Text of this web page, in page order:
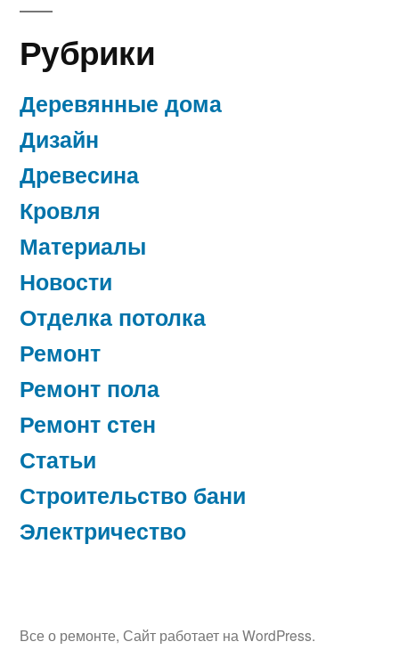
Рубрики
Деревянные дома
Дизайн
Древесина
Кровля
Материалы
Новости
Отделка потолка
Ремонт
Ремонт пола
Ремонт стен
Статьи
Строительство бани
Электричество
Все о ремонте, Сайт работает на WordPress.